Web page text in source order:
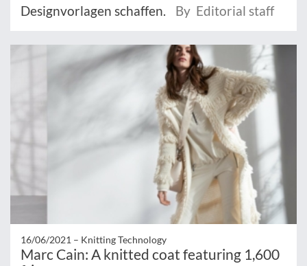
Designvorlagen schaffen.
By Editorial staff
16/06/2021 – Knitting Technology
Marc Cain: A knitted coat featuring 1,600